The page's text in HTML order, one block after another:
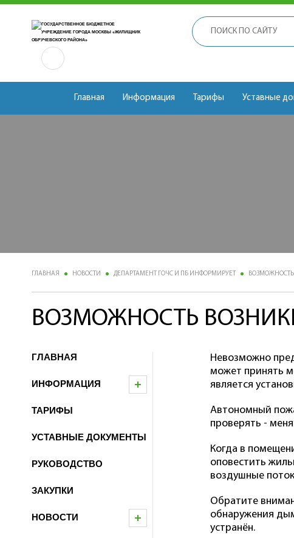
Главная Информация Тарифы Уставные
ГЛАВНАЯ НОВОСТИ ДЕПАРТАМЕНТ ГОЧС И ПБ ИНФОРМИРУЕТ ВОЗМОЖНОСТЬ
ВОЗМОЖНОСТЬ
ГЛАВНАЯ
ИНФОРМАЦИЯ
ТАРИФЫ
УСТАВНЫЕ ДОКУМЕНТЫ
РУКОВОДСТВО
ЗАКУПКИ
НОВОСТИ
Невозможно
может принять
является
Автономный
проверять -
Когда в
оповестить
воздушные
Обратите
обнаружения
устранён.